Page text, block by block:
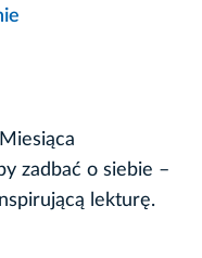
zadbać o siebie –
lekturę.